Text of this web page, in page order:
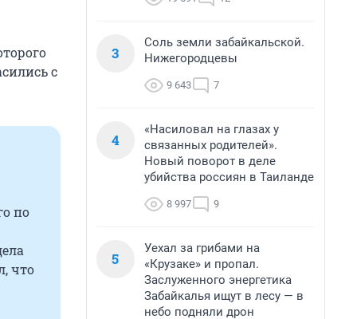
с
по
что
3
Соль земли забайкальской.
Нижегородцевы
9 643 7
4
«Насиловал на глазах у
связанных родителей».
Новый поворот в деле
убийства россиян в Таиланде
8 997 9
5
Уехал за грибами на
«Крузаке» и пропал.
Заслуженного энергетика
Забайкалья ищут в лесу — в
небо подняли дрон